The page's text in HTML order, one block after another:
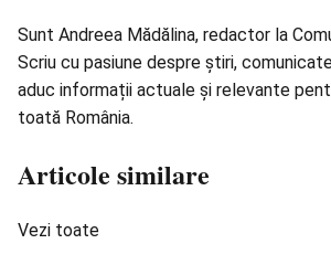
Sunt Andreea Mădălina, redactor la
Scriu cu pasiune despre știri,
aduc informații actuale și relevante
toată România.
Articole similare
Vezi toate